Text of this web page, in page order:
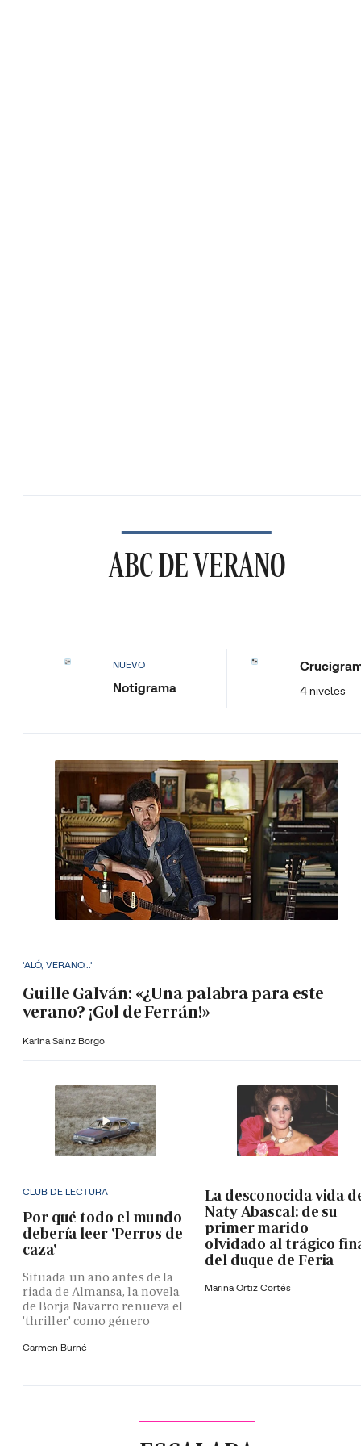
ABC DE VERANO
NUEVO
Notigrama 4 niveles
'ALÓ, VERANO...'
Guille Galván: «¿Una palabra para este
verano? ¡Gol de Ferrán!»
Karina Sainz Borgo
CLUB DE LECTURA
Por qué todo el mundo
debería leer 'Perros de
caza'
Situada un año antes de la
riada de Almansa, la novela
de Borja Navarro renueva el
'thriller' como género
Carmen Burné
La desconocida vida
Naty Abascal: de su
primer marido
olvidado al trágico
del duque de Feria
Marina Ortiz Cortés